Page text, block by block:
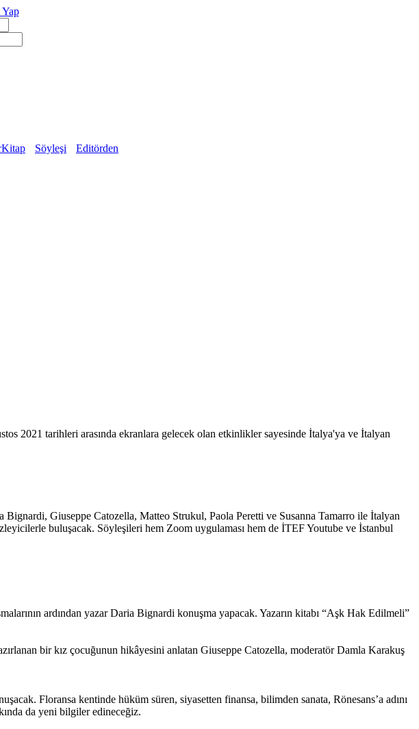
Söyleşi
Editörden
2021 tarihleri arasında ekranlara gelecek olan etkinlikler sayesinde İtalya'ya ve İtalyan
Giuseppe Catozella, Matteo Strukul, Paola Peretti ve Susanna Tamarro ile İtalyan
buluşacak. Söyleşileri hem Zoom uygulaması hem de İTEF Youtube ve İstanbul
ardından yazar Daria Bignardi konuşma yapacak. Yazarın kitabı “Aşk Hak Edilmeli”
bir kız çocuğunun hikâyesini anlatan Giuseppe Catozella, moderatör Damla Karakuş
Floransa kentinde hüküm süren, siyasetten finansa, bilimden sanata, Rönesans’a adını
da yeni bilgiler edineceğiz.